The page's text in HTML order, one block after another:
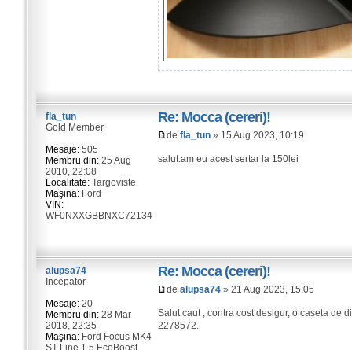
Re: Mocca (cereri)!
defla_tun » 15 Aug 2023, 10:19
salut.am eu acest sertar la 150lei
fla_tun
Gold Member
Mesaje:505
Membru din:25 Aug
2010, 22:08
Localitate:Targoviste
Maşina:Ford
VIN:
WF0NXXGBBNXC72134
Re: Mocca (cereri)!
dealupsa74 » 21 Aug 2023, 15:05
Salut caut , contra cost desigur, o caseta de
2278572.
alupsa74
Incepator
Mesaje:20
Membru din:28 Mar
2018, 22:35
Maşina:Ford Focus MK4
ST Line 1.5 EcoBoost